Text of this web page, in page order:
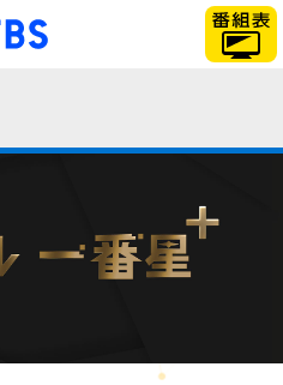
「TBSテレビ」トップ